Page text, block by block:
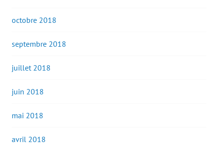
octobre 2018
septembre 2018
juillet 2018
juin 2018
mai 2018
avril 2018